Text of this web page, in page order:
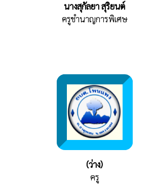
นางสุกัลยา สุริยนต์
ครูชำนาญการพิเศษ
(ว่าง)
ครู